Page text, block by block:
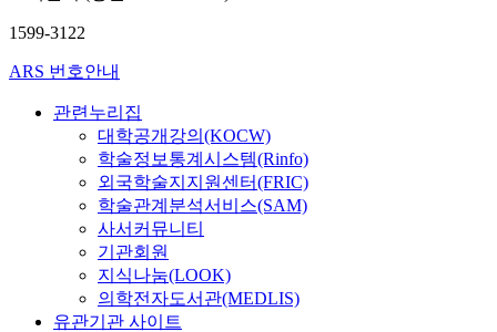
1599-3122
ARS 번호안내
관련누리집
대학공개강의(KOCW)
학술정보통계시스템(Rinfo)
외국학술지지원센터(FRIC)
학술관계분석서비스(SAM)
사서커뮤니티
기관회원
지식나눔(LOOK)
의학전자도서관(MEDLIS)
유관기관 사이트